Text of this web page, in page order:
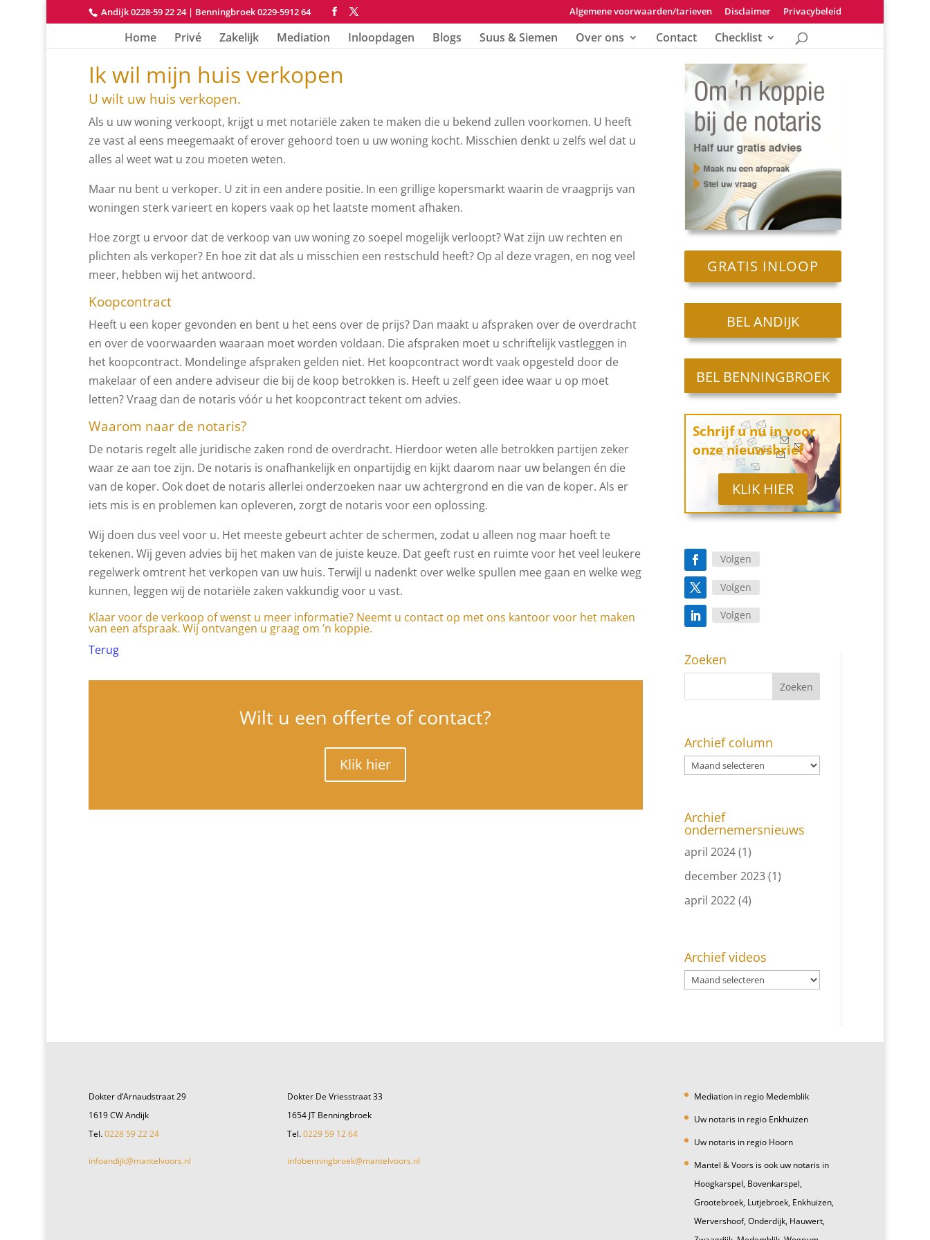
Andijk 0228-59 22 24| Benningbroek 0229-5912 64 Algemene voorwaarden/tarieven Disclaimer Privacybeleid
Home Privé Zakelijk Mediation Inloopdagen Blogs Suus & Siemen Over ons Contact Checklist
Ik wil mijn huis verkopen
U wilt uw huis verkopen.
Als u uw woning verkoopt, krijgt u met notariële zaken te maken die u bekend zullen voorkomen. U heeft
ze vast al eens meegemaakt of erover gehoord toen u uw woning kocht. Misschien denkt u zelfs wel dat u
alles al weet wat u zou moeten weten.
Maar nu bent u verkoper. U zit in een andere positie. In een grillige kopersmarkt waarin de vraagprijs van
woningen sterk varieert en kopers vaak op het laatste moment afhaken.
Hoe zorgt u ervoor dat de verkoop van uw woning zo soepel mogelijk verloopt? Wat zijn uw rechten en
plichten als verkoper? En hoe zit dat als u misschien een restschuld heeft? Op al deze vragen, en nog veel
meer, hebben wij het antwoord.
Koopcontract
Heeft u een koper gevonden en bent u het eens over de prijs? Dan maakt u afspraken over de overdracht
en over de voorwaarden waaraan moet worden voldaan. Die afspraken moet u schriftelijk vastleggen in
het koopcontract. Mondelinge afspraken gelden niet. Het koopcontract wordt vaak opgesteld door de
makelaar of een andere adviseur die bij de koop betrokken is. Heeft u zelf geen idee waar u op moet
letten? Vraag dan de notaris vóór u het koopcontract tekent om advies.
Waarom naar de notaris?
De notaris regelt alle juridische zaken rond de overdracht. Hierdoor weten alle betrokken partijen zeker
waar ze aan toe zijn. De notaris is onafhankelijk en onpartijdig en kijkt daarom naar uw belangen én die
van de koper. Ook doet de notaris allerlei onderzoeken naar uw achtergrond en die van de koper. Als er
iets mis is en problemen kan opleveren, zorgt de notaris voor een oplossing.
Wij doen dus veel voor u. Het meeste gebeurt achter de schermen, zodat u alleen nog maar hoeft te
tekenen. Wij geven advies bij het maken van de juiste keuze. Dat geeft rust en ruimte voor het veel leukere
regelwerk omtrent het verkopen van uw huis. Terwijl u nadenkt over welke spullen mee gaan en welke weg
kunnen, leggen wij de notariële zaken vakkundig voor u vast.
Klaar voor de verkoop of wenst u meer informatie? Neemt u contactop met ons kantoor voor het maken
van een afspraak. Wij ontvangen u graag om ’n koppie.
Terug
Wilt u een offerte of contact?
Klik hier
GRATIS INLOOP
BEL ANDIJK
BEL BENNINGBROEK
Schrijf u nu in voor
onzenieuwsbrief
KLIK HIER
Volgen
Volgen
Volgen
Zoeken
Archief column
Archief
ondernemersnieuws
april 2024(1)
december 2023(1)
april 2022(4)
Archief videos
Dokter d’Arnaudstraat 29
1619 CW Andijk
Tel.0228 59 22 24
infoandijk@mantelvoors.nl
Dokter De Vriesstraat 33
1654 JT Benningbroek
Tel.0229 59 12 64
infobenningbroek@mantelvoors.nl
Mediation in regio Medemblik
Uw notaris in regio Enkhuizen
Uw notaris in regio Hoorn
Mantel & Voors is ook uw notaris in
Hoogkarspel, Bovenkarspel,
Grootebroek, Lutjebroek, Enkhuizen,
Wervershoof, Onderdijk, Hauwert,